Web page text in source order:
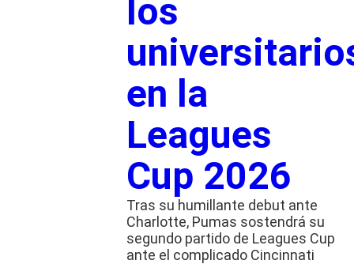
los
en la
Leagues
Cup 2026
Tras su humillante debut ante
Charlotte, Pumas sostendrá su
segundo partido de Leagues Cup
ante el complicado Cincinnati